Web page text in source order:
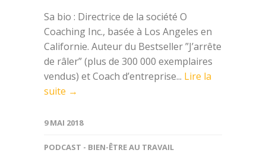
Sa bio : Directrice de la société O
Coaching Inc., basée à Los Angeles en
Californie. Auteur du Bestseller ”J’arrête
de râler” (plus de 300 000 exemplaires
vendus) et Coach d’entreprise... Lire la
suite →
9 MAI 2018
PODCAST - BIEN-ÊTRE AU TRAVAIL